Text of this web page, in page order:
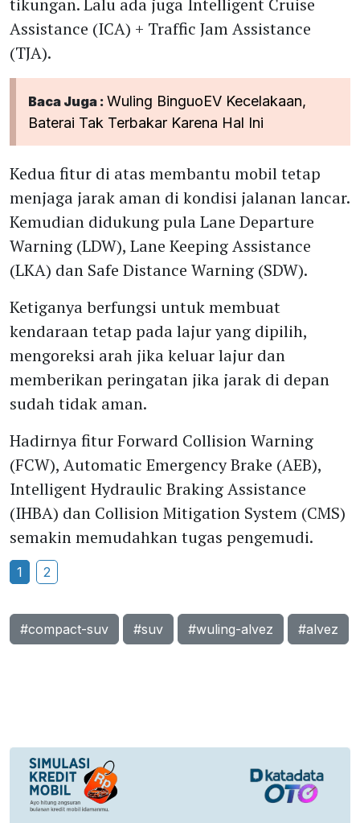
tikungan. Lalu ada juga Intelligent Cruise
Assistance (ICA) + Traffic Jam Assistance
(TJA).
Baca Juga : Wuling BinguoEV Kecelakaan,
Baterai Tak Terbakar Karena Hal Ini
Kedua fitur di atas membantu mobil tetap
menjaga jarak aman di kondisi jalanan lancar.
Kemudian didukung pula Lane Departure
Warning (LDW), Lane Keeping Assistance
(LKA) dan Safe Distance Warning (SDW).
Ketiganya berfungsi untuk membuat
kendaraan tetap pada lajur yang dipilih,
mengoreksi arah jika keluar lajur dan
memberikan peringatan jika jarak di depan
sudah tidak aman.
Hadirnya fitur Forward Collision Warning
(FCW), Automatic Emergency Brake (AEB),
Intelligent Hydraulic Braking Assistance
(IHBA) dan Collision Mitigation System (CMS)
semakin memudahkan tugas pengemudi.
1 2
#compact-suv #suv #wuling-alvez #alvez